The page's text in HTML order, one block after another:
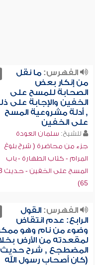
الفهرس:ما نقل
من إنكار بعض
الصحابة للمسح على
الخفين والإجابة على
, أدلة مشروعية المسح
على الخفين
للشيخ: سلمان العودة
جزء من محاضرة ( شرح بلوغ
المرام - كتاب الطهارة - باب
65)
الفهرس:القول
الرابع: عدم انتقاض
وضوء من نام وهو
لمقعدته من الأرض
المضطجع , شرح
(كان أصحاب رسول الله